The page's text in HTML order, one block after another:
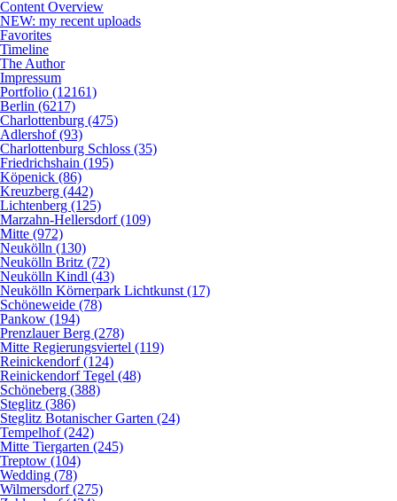
Content Overview
NEW: my recent uploads
Favorites
Timeline
The Author
Impressum
Portfolio (12161)
Berlin (6217)
Charlottenburg (475)
Adlershof (93)
Charlottenburg Schloss (35)
Friedrichshain (195)
Köpenick (86)
Kreuzberg (442)
Lichtenberg (125)
Marzahn-Hellersdorf (109)
Mitte (972)
Neukölln (130)
Neukölln Britz (72)
Neukölln Kindl (43)
Neukölln Körnerpark Lichtkunst (17)
Schöneweide (78)
Pankow (194)
Prenzlauer Berg (278)
Mitte Regierungsviertel (119)
Reinickendorf (124)
Reinickendorf Tegel (48)
Schöneberg (388)
Steglitz (386)
Steglitz Botanischer Garten (24)
Tempelhof (242)
Mitte Tiergarten (245)
Treptow (104)
Wedding (78)
Wilmersdorf (275)